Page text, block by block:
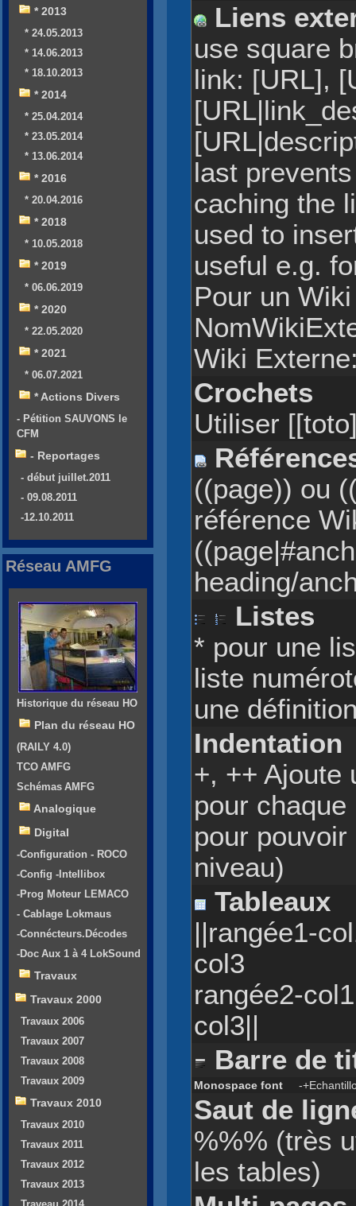
Liens
use square
link: [URL],
last
caching the
used to
useful e.g.
Pour un
Wiki
Crochets
Utiliser
((page)) ou
référence
heading/
Listes
* pour une
liste
une
Indentation
+, ++ Ajoute
pour
pour
niveau)
Tableaux
||rangée1-
col3
rangée2-
col3||
Barre de
Monospace font-
Saut de
%%% (très
les tables)
* 2013
* 24.05.2013
* 14.06.2013
* 18.10.2013
* 2014
* 25.04.2014
* 23.05.2014
* 13.06.2014
* 2016
* 20.04.2016
* 2018
* 10.05.2018
* 2019
* 06.06.2019
* 2020
* 22.05.2020
* 2021
* 06.07.2021
* Actions Divers
- Pétition SAUVONS le
CFM
- Reportages
- début juillet.2011
- 09.08.2011
-12.10.2011
Réseau AMFG
Historique du réseau HO
Plan du réseau HO
(RAILY 4.0)
TCO AMFG
Schémas AMFG
Analogique
Digital
-Configuration - ROCO
-Config -Intellibox
-Prog Moteur LEMACO
- Cablage Lokmaus
-Connécteurs.Décodes
-Doc Aux 1 à 4 LokSound
Travaux
Travaux 2000
Travaux 2006
Travaux 2007
Travaux 2008
Travaux 2009
Travaux 2010
Travaux 2010
Travaux 2011
Travaux 2012
Travaux 2013